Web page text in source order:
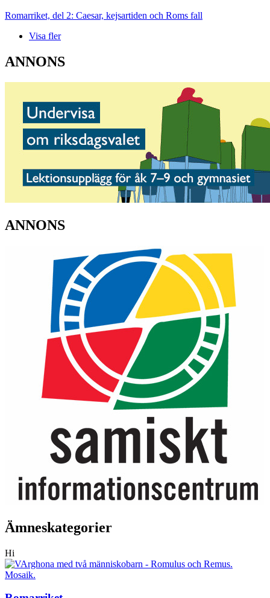
Romarriket, del 2: Caesar, kejsartiden och Roms fall
Visa fler
ANNONS
ANNONS
Ämneskategorier
Hi